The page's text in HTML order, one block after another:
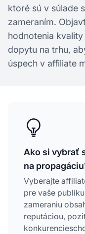
ktoré sú v súlade
zameraním.
hodnotenia
dopytu na trhu,
úspech v affiliate
Ako si vybrať
na
Vyberajte
pre vaše
zameraniu
reputáciou,